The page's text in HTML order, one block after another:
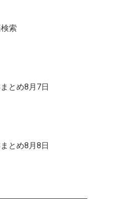
索
とめ8月7日
とめ8月8日